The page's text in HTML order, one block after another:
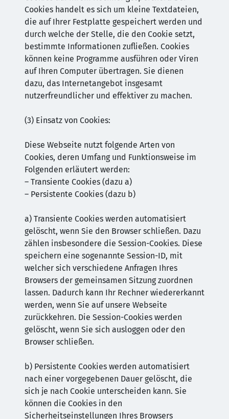
Cookies handelt es sich um kleine Textdateien,
die auf Ihrer Festplatte gespeichert werden und
durch welche der Stelle, die den Cookie setzt,
bestimmte Informationen zufließen. Cookies
können keine Programme ausführen oder Viren
auf Ihren Computer übertragen. Sie dienen
dazu, das Internetangebot insgesamt
nutzerfreundlicher und effektiver zu machen.
(3) Einsatz von Cookies:
Diese Webseite nutzt folgende Arten von
Cookies, deren Umfang und Funktionsweise im
Folgenden erläutert werden:
– Transiente Cookies (dazu a)
– Persistente Cookies (dazu b)
a) Transiente Cookies werden automatisiert
gelöscht, wenn Sie den Browser schließen. Dazu
zählen insbesondere die Session-Cookies. Diese
speichern eine sogenannte Session-ID, mit
welcher sich verschiedene Anfragen Ihres
Browsers der gemeinsamen Sitzung zuordnen
lassen. Dadurch kann Ihr Rechner wiedererkannt
werden, wenn Sie auf unsere Webseite
zurückkehren. Die Session-Cookies werden
gelöscht, wenn Sie sich ausloggen oder den
Browser schließen.
b) Persistente Cookies werden automatisiert
nach einer vorgegebenen Dauer gelöscht, die
sich je nach Cookie unterscheiden kann. Sie
können die Cookies in den
Sicherheitseinstellungen Ihres Browsers